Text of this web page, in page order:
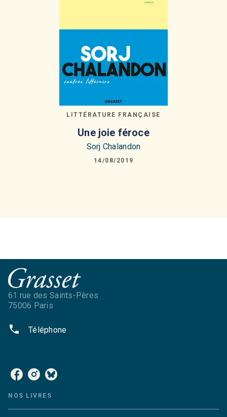
LITTÉRATURE FRANÇAISE
Une joie féroce
Sorj Chalandon
14/08/2019
61 rue des Saints-Pères
75006 Paris
phone Téléphone
NOS LIVRES